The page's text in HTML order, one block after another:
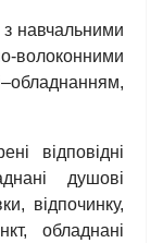
з навчальними
відповідні
душові
відпочинку,
обладнані